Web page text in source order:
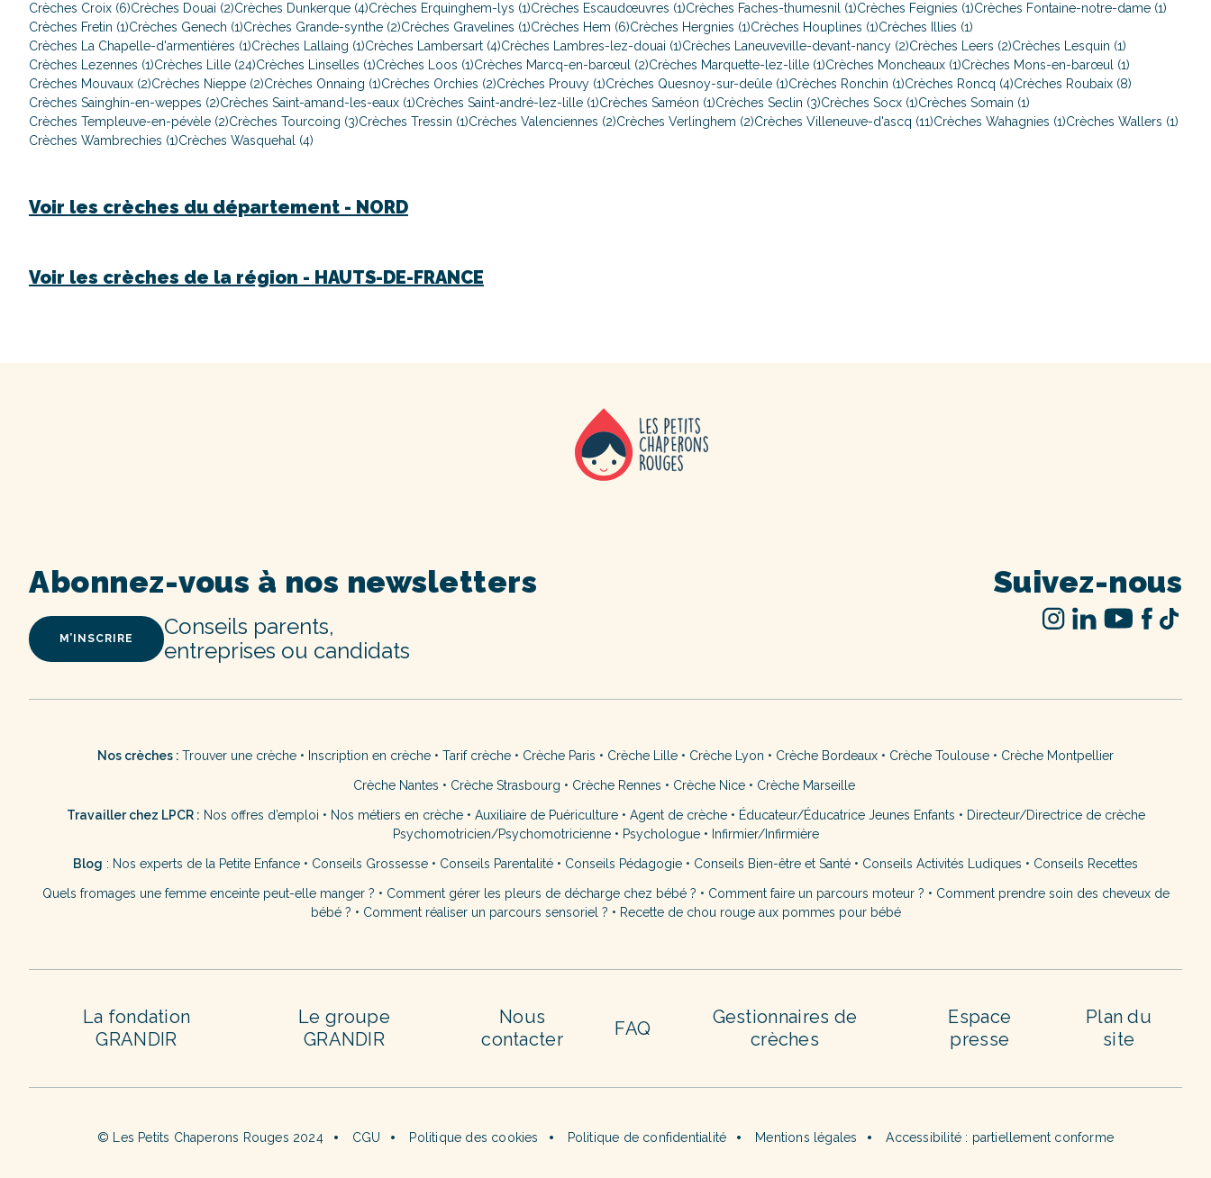
Crèches Croix (6)Crèches Douai (2)Crèches Dunkerque (4)Crèches Erquinghem-lys (1)Crèches Escaudœuvres (1)Crèches Faches-thumesnil (1)Crèches Feignies (1)Crèches Fontaine-notre-dame (1)
Crèches Fretin (1)Crèches Genech (1)Crèches Grande-synthe (2)Crèches Gravelines (1)Crèches Hem (6)Crèches Hergnies (1)Crèches Houplines (1)Crèches Illies (1)
Crèches La Chapelle-d'armentières (1)Crèches Lallaing (1)Crèches Lambersart (4)Crèches Lambres-lez-douai (1)Crèches Laneuveville-devant-nancy (2)Crèches Leers (2)Crèches Lesquin (1)
Crèches Lezennes (1)Crèches Lille (24)Crèches Linselles (1)Crèches Loos (1)Crèches Marcq-en-barœul (2)Crèches Marquette-lez-lille (1)Crèches Moncheaux (1)Crèches Mons-en-barœul (1)
Crèches Mouvaux (2)Crèches Nieppe (2)Crèches Onnaing (1)Crèches Orchies (2)Crèches Prouvy (1)Crèches Quesnoy-sur-deûle (1)Crèches Ronchin (1)Crèches Roncq (4)Crèches Roubaix (8)
Crèches Sainghin-en-weppes (2)Crèches Saint-amand-les-eaux (1)Crèches Saint-andré-lez-lille (1)Crèches Saméon (1)Crèches Seclin (3)Crèches Socx (1)Crèches Somain (1)
Crèches Templeuve-en-pévèle (2)Crèches Tourcoing (3)Crèches Tressin (1)Crèches Valenciennes (2)Crèches Verlinghem (2)Crèches Villeneuve-d'ascq (11)Crèches Wahagnies (1)Crèches Wallers (1)
Crèches Wambrechies (1)Crèches Wasquehal (4)
Voir les crèches du département - NORD
Voir les crèches de la région - HAUTS-DE-FRANCE
Abonnez-vous à nos newsletters
M’INSCRIRE
Conseils parents,
entreprises ou candidats
Suivez-nous
Nos crèches : Trouver une crèche • Inscription en crèche • Tarif crèche • Crèche Paris • Crèche Lille • Crèche Lyon • Crèche Bordeaux • Crèche Toulouse • Crèche Montpellier
Crèche Nantes • Crèche Strasbourg • Crèche Rennes • Crèche Nice• Crèche Marseille
Travailler chez LPCR : Nos offres d’emploi • Nos métiers en crèche• Auxiliaire de Puériculture• Agent de crèche• Éducateur/Éducatrice Jeunes Enfants • Directeur/Directrice de crèche
Psychomotricien/Psychomotricienne• Psychologue• Infirmier/Infirmière
Blog : Nos experts de la Petite Enfance • Conseils Grossesse • Conseils Parentalité • Conseils Pédagogie • Conseils Bien-être et Santé • Conseils Activités Ludiques • Conseils Recettes
Quels fromages une femme enceinte peut-elle manger ? • Comment gérer les pleurs de décharge chez bébé ? • Comment faire un parcours moteur ? • Comment prendre soin des cheveux de
bébé ? • Comment réaliser un parcours sensoriel ? • Recette de chou rouge aux pommes pour bébé
La fondation
GRANDIR
Le groupe
GRANDIR
Nous
contacter
FAQ
Gestionnaires de
crèches
Espace
presse
Plan du
site
© Les Petits Chaperons Rouges 2024 CGU Politique des cookies Politique de confidentialité Mentions légales Accessibilité : partiellement conforme